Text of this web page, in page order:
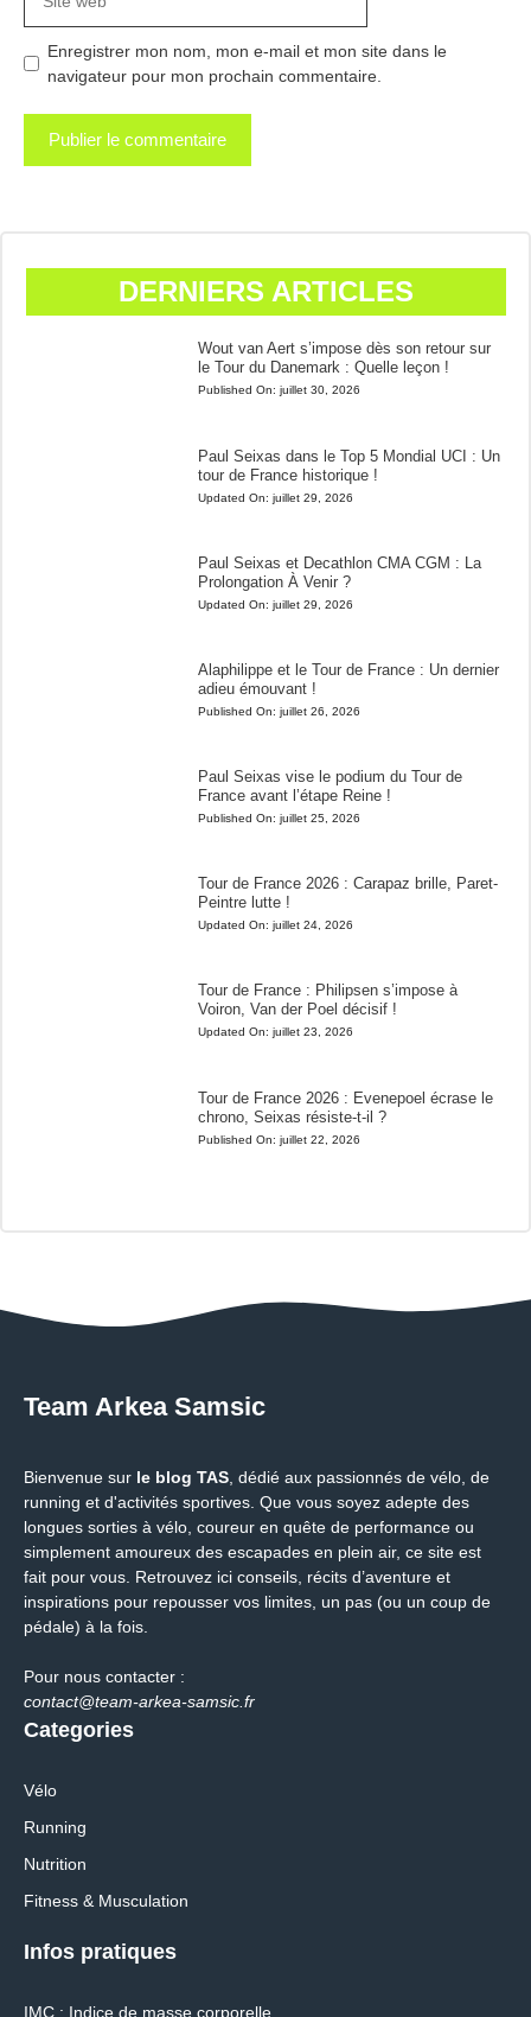
web
Enregistrer mon nom, mon e-mail et mon site dans le
navigateur pour mon prochain commentaire.
DERNIERS ARTICLES
Wout van Aert s’impose dès son retour sur
le Tour du Danemark : Quelle leçon !
Published On: juillet 30, 2026
Paul Seixas dans le Top 5 Mondial UCI : Un
tour de France historique !
Updated On: juillet 29, 2026
Paul Seixas et Decathlon CMA CGM : La
Prolongation À Venir ?
Updated On: juillet 29, 2026
Alaphilippe et le Tour de France : Un dernier
adieu émouvant !
Published On: juillet 26, 2026
Paul Seixas vise le podium du Tour de
France avant l’étape Reine !
Published On: juillet 25, 2026
Tour de France 2026 : Carapaz brille, Paret-
Peintre lutte !
Updated On: juillet 24, 2026
Tour de France : Philipsen s’impose à
Voiron, Van der Poel décisif !
Updated On: juillet 23, 2026
Tour de France 2026 : Evenepoel écrase le
chrono, Seixas résiste-t-il ?
Published On: juillet 22, 2026
Team Arkea Samsic
Bienvenue sur le blog TAS, dédié aux passionnés de vélo, de
running et d'activités sportives. Que vous soyez adepte des
longues sorties à vélo, coureur en quête de performance ou
simplement amoureux des escapades en plein air, ce site est
fait pour vous. Retrouvez ici conseils, récits d’aventure et
inspirations pour repousser vos limites, un pas (ou un coup de
pédale) à la fois.
Pour nous contacter :
contact@team-arkea-samsic.fr
Categories
Vélo
Running
Nutrition
Fitness & Musculation
Infos pratiques
IMC : Indice de masse corporelle